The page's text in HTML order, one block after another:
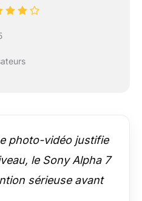
photo-vidéo justifie
le Sony Alpha 7
sérieuse avant